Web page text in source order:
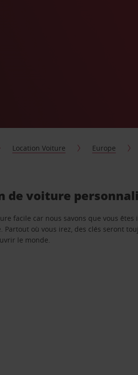
Location Voiture Europe
de voiture
facile car nous savons que vous êtes
où vous irez, des clés seront
le monde.